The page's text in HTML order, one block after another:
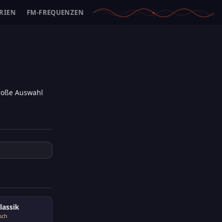
FM-FREQUENZEN
Auswahl